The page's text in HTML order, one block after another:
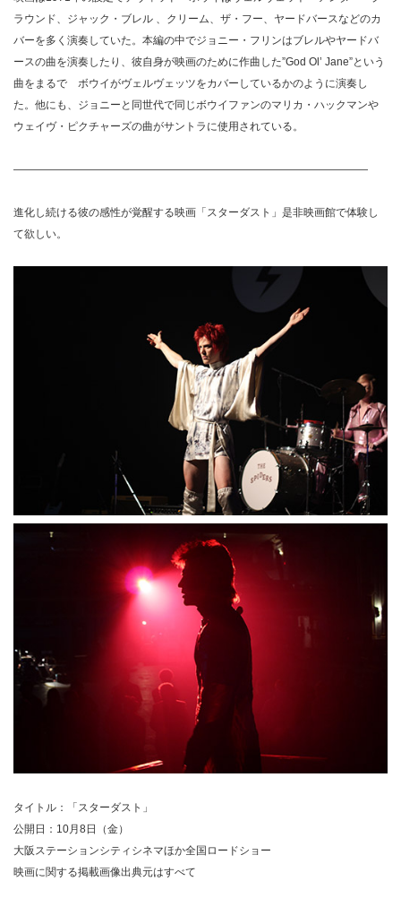
ラウンド、ジャック・ブレル 、クリーム、ザ・フー、ヤードバースなどのカ
バーを多く演奏していた。本編の中でジョニー・フリンはブレルやヤードバ
ースの曲を演奏したり、彼自身が映画のために作曲した”God Ol’ Jane”という
曲をまるで ボウイがヴェルヴェッツをカバーしているかのように演奏し
た。他にも、ジョニーと同世代で同じボウイファンのマリカ・ハックマンや
ウェイヴ・ピクチャーズの曲がサントラに使用されている。
—————————————————————————————————
進化し続ける彼の感性が覚醒する映画「スターダスト」是非映画館で体験し
て欲しい。
タイトル：「スターダスト」
公開日：10月8日（金）
大阪ステーションシティシネマほか全国ロードショー
映画に関する掲載画像出典元はすべて